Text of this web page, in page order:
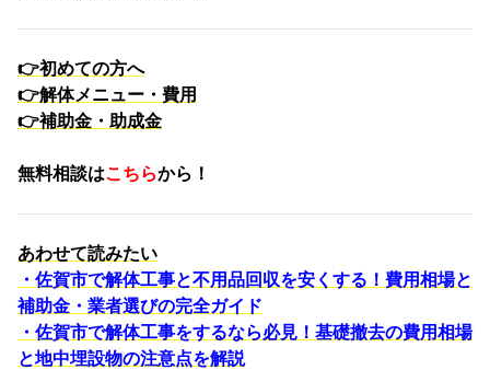
👉初めての方へ
👉解体メニュー・費用
👉補助金・助成金
無料相談はこちらから！
あわせて読みたい
・佐賀市で解体工事と不用品回収を安くする！費用相場と
補助金・業者選びの完全ガイド
・佐賀市で解体工事をするなら必見！基礎撤去の費用相場
と地中埋設物の注意点を解説